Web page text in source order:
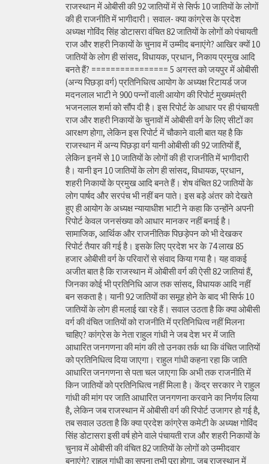
राजस्थान में ओबीसी की 92 जातियों में से सिर्फ 10 जातियों के लोगों
की ही राजनीति में भागीदारी। सवाल- क्या कांग्रेस के प्रदेश
अध्यक्ष गोविंद सिंह डोटासरा वंचित 82 जातियों के लोगों को पंचायती
राज और शहरी निकायों के चुनाव में उम्मीद बनाएंगे? आखिर क्यों 10
जातियों के लोग ही सांसद, विधायक, प्रधान, निकाय प्रमुख आदि
बनते हैं? ================ 5 अगस्त को जयपुर में ओबीसी
(अन्य पिछड़ा वर्ग) प्रतिनिधित्व आयोग के अध्यक्ष रिटायर्ड जज
मदनलाल भाटी ने 900 पन्नों वाली आयोग की रिपोर्ट मुख्यमंत्री
भजनलाल शर्मा को सौंप दी है। इस रिपोर्ट के आधार पर ही पंचायती
राज और शहरी निकायों के चुनावों में ओबीसी वर्ग के लिए सीटों का
आरक्षण होगा, लेकिन इस रिपोर्ट में चौकाने वाली बात यह है कि
राजस्थान में अन्य पिछड़ा वर्ग यानी ओबीसी की 92 जातियों हैं,
लेकिन इनमें से 10 जातियों के लोगों की ही राजनीति में भागीदारी
है। यानी इन 10 जातियों के लोग ही सांसद, विधायक, प्रधान,
शहरी निकायों के प्रमुख आदि बनते हैं। शेष वंचित 82 जातियों के
लोग पार्षद और सरपंच भी नहीं बन पाते। इस बड़े अंतर को देखते
हुए ही आयोग के अध्यक्ष न्यायाधीश भाटी ने कहा कि उन्होंने अपनी
रिपोर्ट केवल जनसंख्या को आधार मानकर नहीं बनाई है।
सामाजिक, आर्थिक और राजनीतिक पिछड़ेपन को भी देखकर
रिपोर्ट तैयार की गई है। इसके लिए प्रदेश भर के 74 लाख 85
हजार ओबीसी वर्ग के परिवारों से संवाद किया गया है। यह वाकई
अजीत बात है कि राजस्थान में ओबीसी वर्ग की ऐसी 82 जातियां हैं,
जिनका कोई भी प्रतिनिधि आज तक सांसद, विधायक आदि नहीं
बन सकता है। यानी 92 जातियों का समूह होने के बाद भी सिर्फ 10
जातियों के लोग ही मलाई खा रहे हैं। सवाल उठता है कि क्या ओबीसी
वर्ग की वंचित जातियों को राजनीति में प्रतिनिधित्व नहीं मिलना
चाहिए? कांग्रेस के नेता राहुल गांधी ने जब देश भर में जाति
आधारित जनगणना की मांग की तो उनका तर्क था कि वंचित जातियों
को प्रतिनिधित्व दिया जाएगा। राहुल गांधी कहना रहा कि जाति
आधारित जनगणना से पता चल जाएगा कि अभी तक राजनीति में
किन जातियों को प्रतिनिधित्व नहीं मिला है। केंद्र सरकार ने राहुल
गांधी की मांग पर जाति आधारित जनगणना करवाने का निर्णय लिया
है, लेकिन जब राजस्थान में ओबीसी वर्ग की रिपोर्ट उजागर हो गई है,
तब सवाल उठता है कि क्या प्रदेश कांग्रेस कमेटी के अध्यक्ष गोविंद
सिंह डोटासरा इसी वर्ष होने वाले पंचायती राज और शहरी निकायों के
चुनाव में ओबीसी की वंचित 82 जातियों के लोगों को उम्मीदवार
बनाएंगे? राहुल गांधी का सपना तभी पूरा होगा, जब राजस्थान में